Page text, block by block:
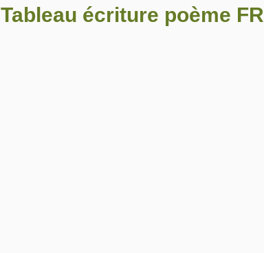
Tableau écriture poème FR